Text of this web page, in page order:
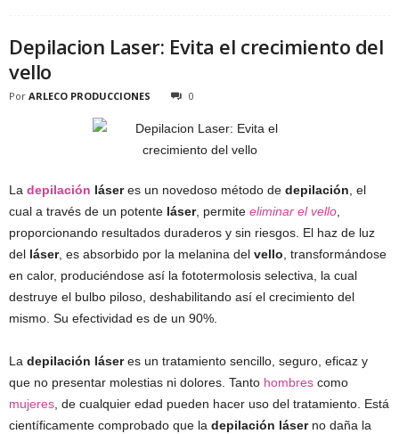
Depilacion Laser: Evita el crecimiento del
vello
Por ARLECO PRODUCCIONES 0
La depilación láseres un novedoso método de depilación , el
cual a través de un potente láser, permite eliminar el vello
proporcionando resultados duraderos y sin riesgos. El haz de luz
del láser, es absorbido por la melanina del vello , transformándose
en calor, produciéndose así la fototermolosis selectiva, la cual
destruye el bulbo piloso, deshabilitando así el crecimiento del
mismo. Su efectividad es de un 90%.
La depilación láseres un tratamiento sencillo, seguro, eficaz y
que no presentar molestias ni dolores. Tanto hombres como
mujeres , de cualquier edad pueden hacer uso del tratamiento. Está
científicamente comprobado que la depilación láserno daña la